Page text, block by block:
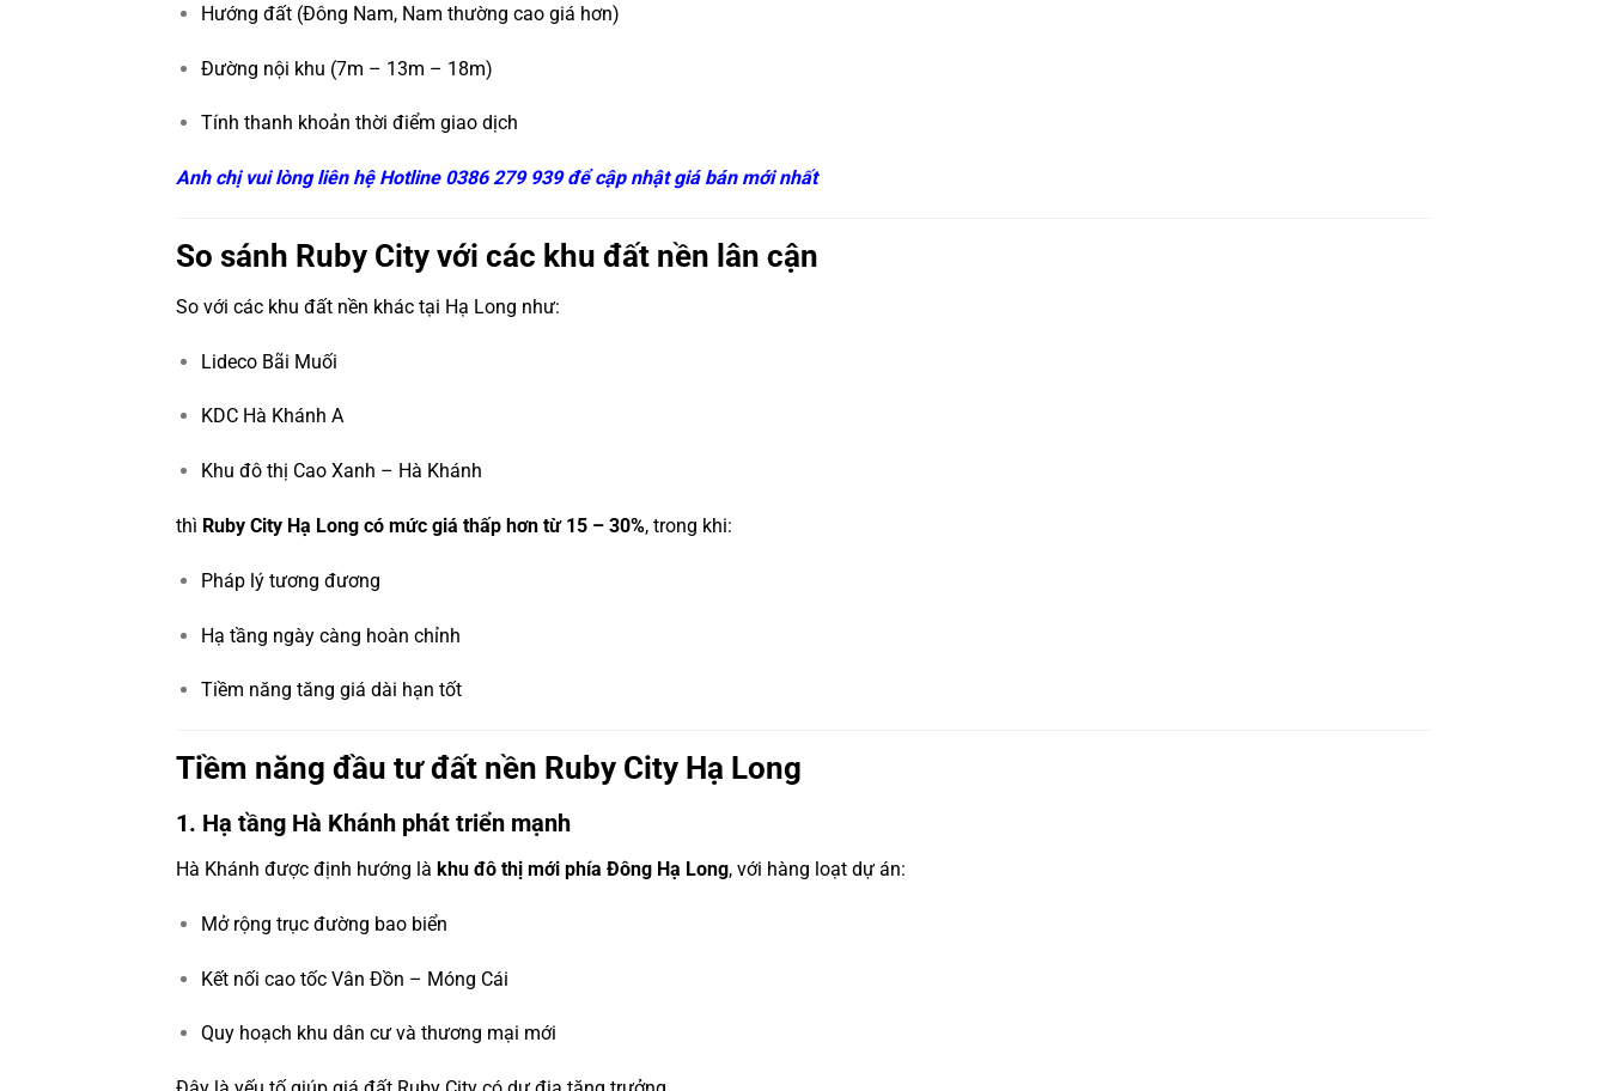
Hướng đất (Đông Nam, Nam thường cao giá hơn)
Đường nội khu (7m – 13m – 18m)
Tính thanh khoản thời điểm giao dịch
Anh chị vui lòng liên hệ Hotline 0386 279 939 để cập nhật giá bán mới nhất
So sánh Ruby City với các khu đất nền lân cận
So với các khu đất nền khác tại Hạ Long như:
Lideco Bãi Muối
KDC Hà Khánh A
Khu đô thị Cao Xanh – Hà Khánh
thì Ruby City Hạ Long có mức giá thấp hơn từ 15 – 30%, trong khi:
Pháp lý tương đương
Hạ tầng ngày càng hoàn chỉnh
Tiềm năng tăng giá dài hạn tốt
Tiềm năng đầu tư đất nền Ruby City Hạ Long
1. Hạ tầng Hà Khánh phát triển mạnh
Hà Khánh được định hướng là khu đô thị mới phía Đông Hạ Long, với hàng loạt dự án:
Mở rộng trục đường bao biển
Kết nối cao tốc Vân Đồn – Móng Cái
Quy hoạch khu dân cư và thương mại mới